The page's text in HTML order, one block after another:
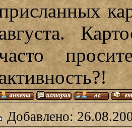
Добавлено: